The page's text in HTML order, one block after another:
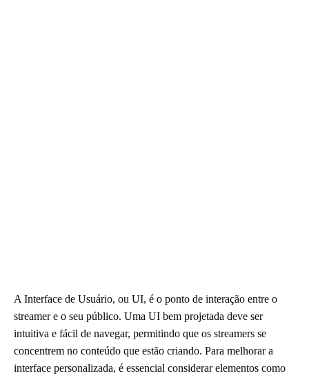
A Interface de Usuário, ou UI, é o ponto de interação entre o
streamer e o seu público. Uma UI bem projetada deve ser
intuitiva e fácil de navegar, permitindo que os streamers se
concentrem no conteúdo que estão criando. Para melhorar a
interface personalizada, é essencial considerar elementos como